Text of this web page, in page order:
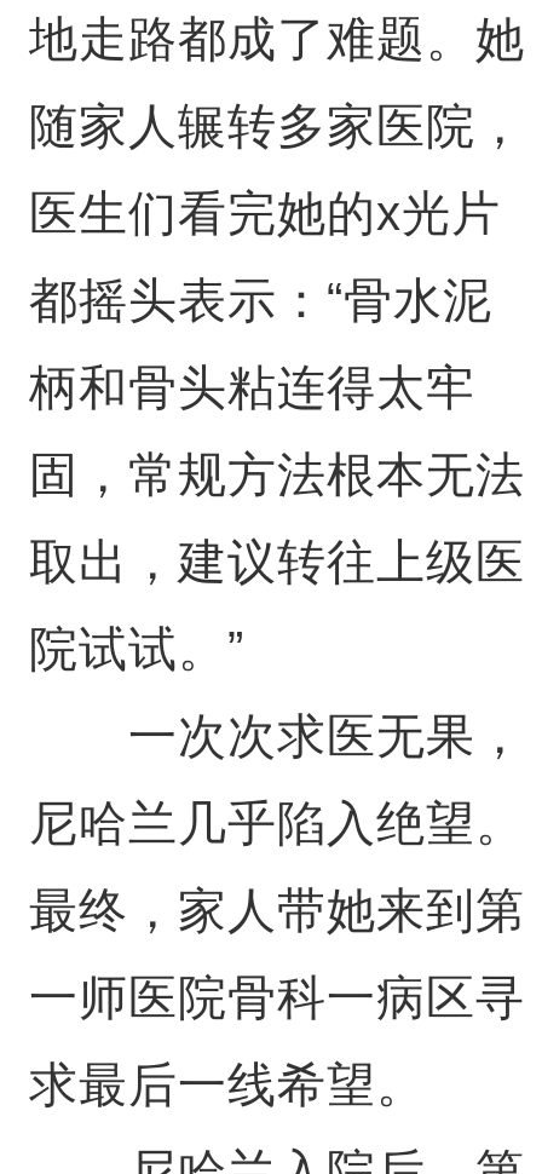
地走路都成了难题。她
随家人辗转多家医院，
医生们看完她的x光片
都摇头表示：“骨水泥
柄和骨头粘连得太牢
固，常规方法根本无法
取出，建议转往上级医
院试试。”
一次次求医无果，
尼哈兰几乎陷入绝望。
最终，家人带她来到第
一师医院骨科一病区寻
求最后一线希望。